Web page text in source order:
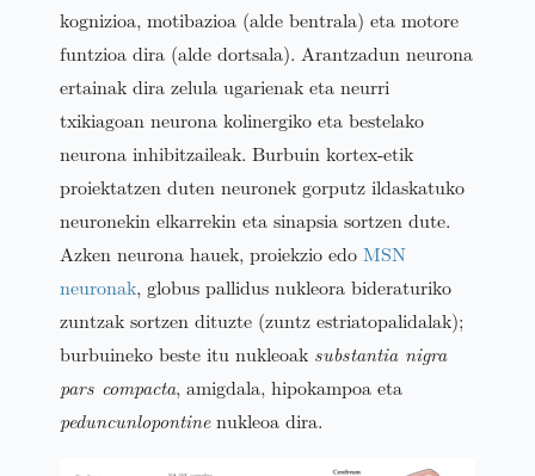
kognizioa, motibazioa (alde bentrala) eta motore
funtzioa dira (alde dortsala). Arantzadun neurona
ertainak dira zelula ugarienak eta neurri
txikiagoan neurona kolinergiko eta bestelako
neurona inhibitzaileak. Burbuin kortex-etik
proiektatzen duten neuronek gorputz ildaskatuko
neuronekin elkarrekin eta sinapsia sortzen dute.
Azken neurona hauek, proiekzio edo MSN
neuronak, globus pallidus nukleora bideraturiko
zuntzak sortzen dituzte (zuntz estriatopalidalak);
burbuineko beste itu nukleoak substantia nigra
pars compacta, amigdala, hipokampoa eta
peduncunlopontinenukleoa dira.